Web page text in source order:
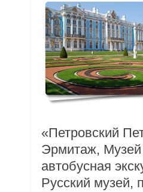
«Петровский
Эрмитаж, Музей
автобусная
Русский музей,